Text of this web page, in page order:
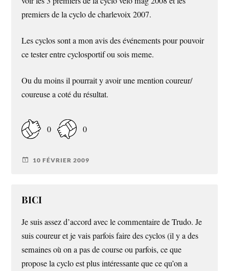
premiers de la cyclo de charlevoix 2007.
Les cyclos sont a mon avis des événements pour pouvoir
ce tester entre cyclosportif ou sois meme.
Ou du moins il pourrait y avoir une mention coureur/
coureuse a coté du résultat.
0 0
10 FÉVRIER 2009
BICI
Je suis assez d’accord avec le commentaire de Trudo. Je
suis coureur et je vais parfois faire des cyclos (il y a des
semaines où on a pas de course ou parfois, ce que
propose la cyclo est plus intéressante que ce qu’on a